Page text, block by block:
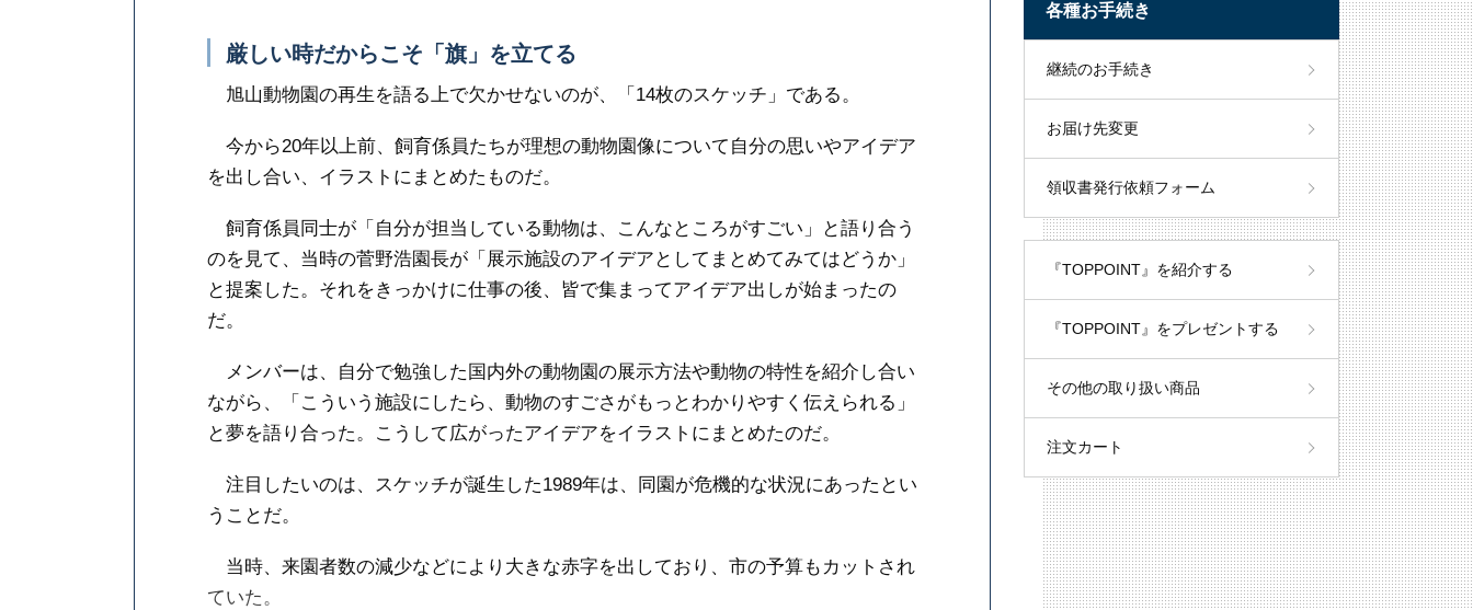
厳しい時だからこそ「旗」を立てる
旭山動物園の再生を語る上で欠かせないのが、「14枚のスケッチ」である。
今から20年以上前、飼育係員たちが理想の動物園像について自分の思いやアイデア
を出し合い、イラストにまとめたものだ。
飼育係員同士が「自分が担当している動物は、こんなところがすごい」と語り合う
のを見て、当時の菅野浩園長が「展示施設のアイデアとしてまとめてみてはどうか」
と提案した。それをきっかけに仕事の後、皆で集まってアイデア出しが始まったの
だ。
メンバーは、自分で勉強した国内外の動物園の展示方法や動物の特性を紹介し合い
ながら、「こういう施設にしたら、動物のすごさがもっとわかりやすく伝えられる」
と夢を語り合った。こうして広がったアイデアをイラストにまとめたのだ。
注目したいのは、スケッチが誕生した1989年は、同園が危機的な状況にあったとい
うことだ。
当時、来園者数の減少などにより大きな赤字を出しており、市の予算もカットされ
ていた。
各種お手続き
継続のお手続き
お届け先変更
領収書発行依頼フォーム
『TOPPOINT』を紹介する
『TOPPOINT』をプレゼントする
その他の取り扱い商品
注文カート